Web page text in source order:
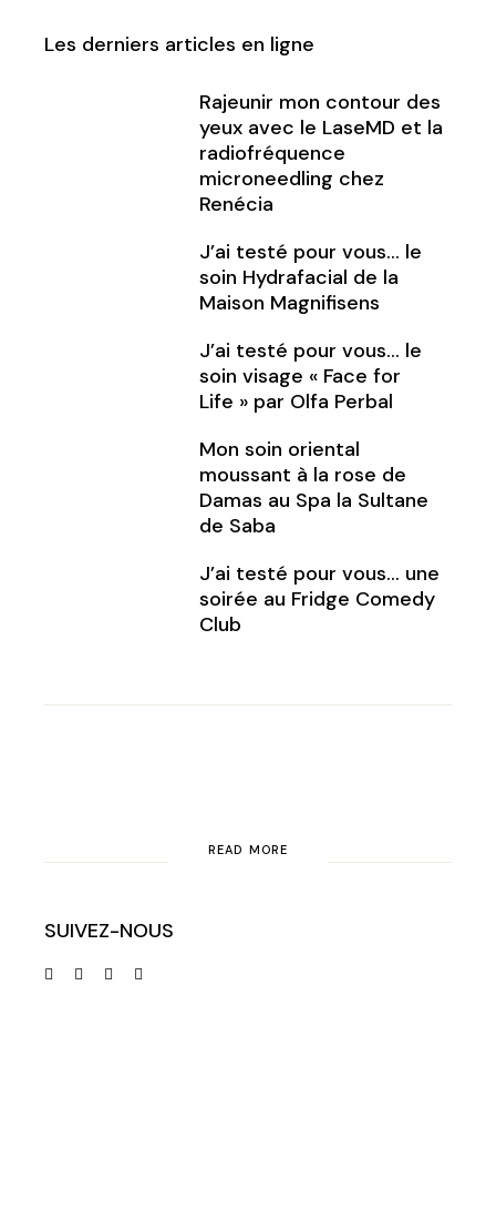
Les derniers articles en ligne
Rajeunir mon contour des
yeux avec le LaseMD et la
radiofréquence
microneedling chez
Renécia
J’ai testé pour vous… le
soin Hydrafacial de la
Maison Magnifisens
J’ai testé pour vous… le
soin visage « Face for
Life » par Olfa Perbal
Mon soin oriental
moussant à la rose de
Damas au Spa la Sultane
de Saba
J’ai testé pour vous… une
soirée au Fridge Comedy
Club
READ MORE
SUIVEZ-NOUS